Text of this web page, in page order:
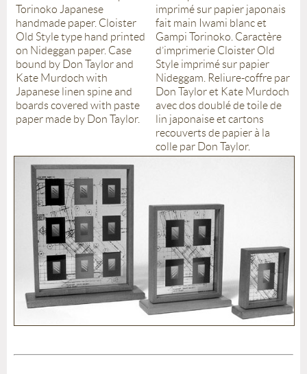
Torinoko Japanese
handmade paper. Cloister
Old Style type hand printed
on Nideggan paper. Case
bound by Don Taylor and
Kate Murdoch with
Japanese linen spine and
boards covered with paste
paper made by Don Taylor.
imprimé sur papier japonais
fait main Iwami blanc et
Gampi Torinoko. Caractère
d’imprimerie Cloister Old
Style imprimé sur papier
Nideggam. Reliure-coffre par
Don Taylor et Kate Murdoch
avec dos doublé de toile de
lin japonaise et cartons
recouverts de papier à la
colle par Don Taylor.